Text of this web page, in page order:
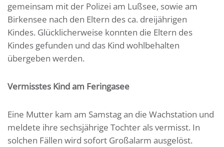
gemeinsam mit der Polizei am Lußsee, sowie am
Birkensee nach den Eltern des ca. dreijährigen
Kindes. Glücklicherweise konnten die Eltern des
Kindes gefunden und das Kind wohlbehalten
übergeben werden.
Vermisstes Kind am Feringasee
Eine Mutter kam am Samstag an die Wachstation und
meldete ihre sechsjährige Tochter als vermisst. In
solchen Fällen wird sofort Großalarm ausgelöst.